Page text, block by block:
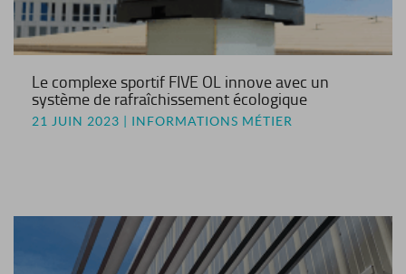
Le complexe sportif FIVE OL innove avec un
système de rafraîchissement écologique
21 JUIN 2023 | INFORMATIONS MÉTIER